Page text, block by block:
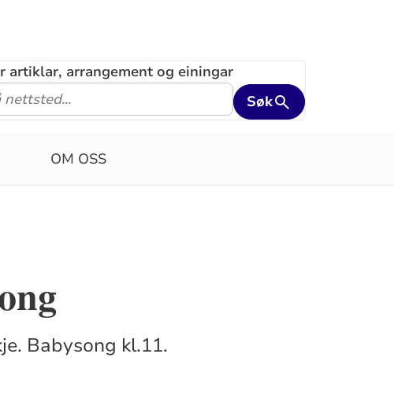
artiklar, arrangement og einingar
Søk
OM OSS
Babysong kl.11.